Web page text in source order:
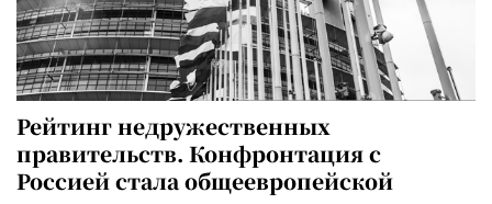
Рейтинг недружественных
правительств. Конфронтация с
Россией стала общеевропейской